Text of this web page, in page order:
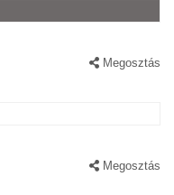
Megosztás
Megosztás